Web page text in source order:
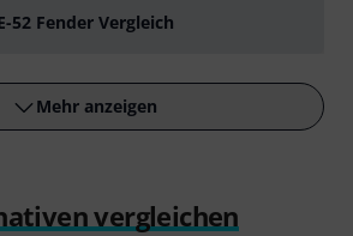
52 Fender Vergleich
Mehr anzeigen
vergleichen